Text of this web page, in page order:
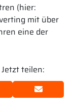
(hier:
mit über
eine der
teilen: